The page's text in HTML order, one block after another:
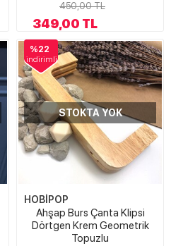
450,00 TL
349,00 TL
%22
indirimli
STOKTA YOK
HOBİPOP
Ahşap Burs Çanta Klipsi
Dörtgen Krem Geometrik
Topuzlu